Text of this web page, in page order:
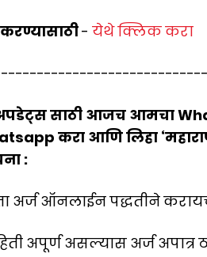
- येथे क्लिक करा
साठी आजच आमचा
करा आणि लिहा
:
अर्ज ऑनलाईन पद्धतीने
अपूर्ण असल्यास अर्ज अपात्र